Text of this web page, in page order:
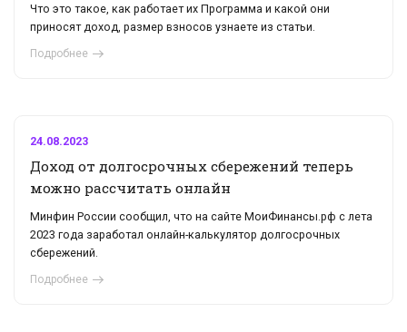
Что это такое, как работает их Программа и какой они
приносят доход, размер взносов узнаете из статьи.
Подробнее
24.08.2023
Доход от долгосрочных сбережений теперь
можно рассчитать онлайн
Минфин России сообщил, что на сайте МоиФинансы.рф с лета
2023 года заработал онлайн-калькулятор долгосрочных
сбережений.
Подробнее